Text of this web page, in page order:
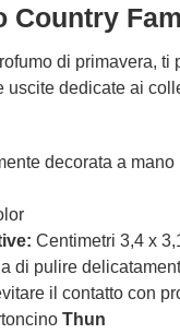
Country
di primavera,
uscite dedicate ai
decorata a mano
Centimetri 3,4 x
di pulire
il contatto con
Thun